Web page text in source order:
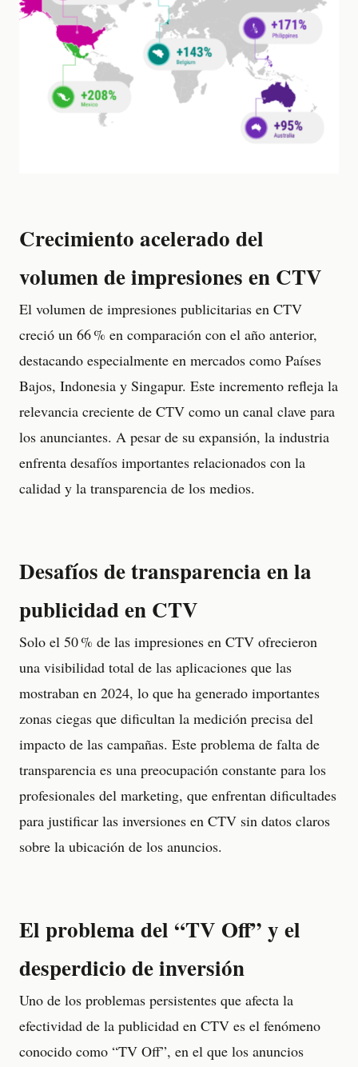
Crecimiento acelerado del
volumen de impresiones en CTV
El volumen de impresiones publicitarias en CTV
creció un 66 % en comparación con el año anterior,
destacando especialmente en mercados como Países
Bajos, Indonesia y Singapur. Este incremento refleja la
relevancia creciente de CTV como un canal clave para
los anunciantes. A pesar de su expansión, la industria
enfrenta desafíos importantes relacionados con la
calidad y la transparencia de los medios.
Desafíos de transparencia en la
publicidad en CTV
Solo el 50 % de las impresiones en CTV ofrecieron
una visibilidad total de las aplicaciones que las
mostraban en 2024, lo que ha generado importantes
zonas ciegas que dificultan la medición precisa del
impacto de las campañas. Este problema de falta de
transparencia es una preocupación constante para los
profesionales del marketing, que enfrentan dificultades
para justificar las inversiones en CTV sin datos claros
sobre la ubicación de los anuncios.
El problema del “TV Off” y el
desperdicio de inversión
Uno de los problemas persistentes que afecta la
efectividad de la publicidad en CTV es el fenómeno
conocido como “TV Off”, en el que los anuncios